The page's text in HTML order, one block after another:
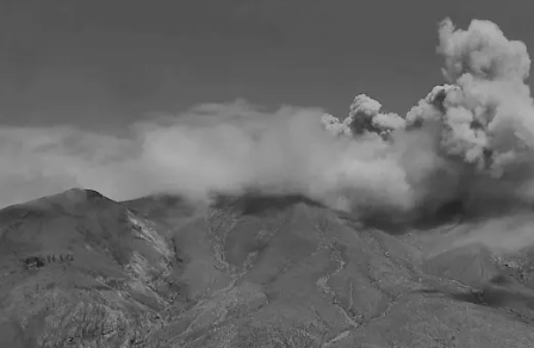
Fútbol
Video |
Vinícius
volvió y
Bernardo